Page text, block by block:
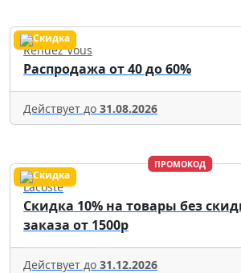
Rendez Vous
Распродажа от 40 до 60%
Действует до 31.08.2026
ПРОМОКОД
Lacoste
Скидка 10% на товары без
заказа от 1500р
Действует до 31.12.2026